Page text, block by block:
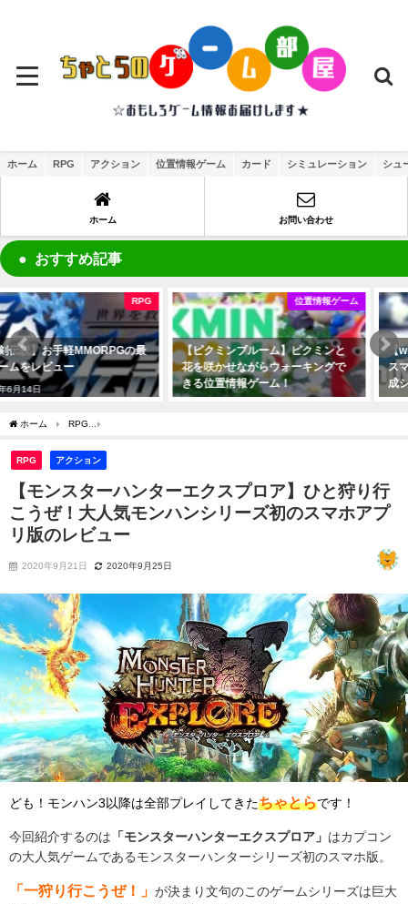
ホーム RPG アクション 位置情報ゲーム カード シミュレーション シュ
ホーム お問い合わせ
おすすめ記事
位置情報ゲーム
【ピクミンブルーム】ピクミンと
花を咲かせながらウォーキングで
きる位置情報ゲーム！
シミュレーション
【with MY CAT－猫とくらそう－】
スマホでネコちゃんと暮らせる育
成シミュレーション
ホーム RPG
RPG アクション
【モンスターハンターエクスプロア】ひと狩り行
こうぜ！大人気モンハンシリーズ初のスマホアプ
リ版のレビュー
2020年9月21日 2020年9月25日
ども！モンハン3以降は全部プレイしてきたちゃとらです！
今回紹介するのは 「モンスターハンターエクスプロア」 はカプコン
の大人気ゲームであるモンスターハンターシリーズ初のスマホ版。
「一狩り行こうぜ！」 が決まり文句のこのゲームシリーズは巨大